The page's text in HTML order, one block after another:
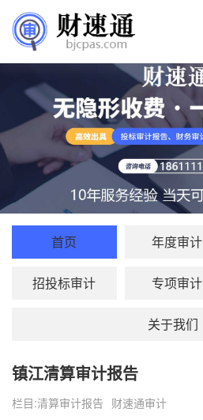
首页 年度审计
招投标审计 专项审计
关于我们
镇江清算审计报告
栏目:清算审计报告 财速通审计